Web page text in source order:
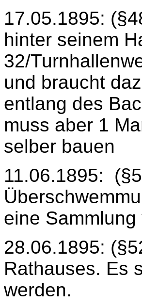
17.05.1895:
hinter seinem
32/
und braucht
entlang des
muss aber 1
selber bauen
11.06.1895:
eine
28.06.1895:
Rathauses. Es
werden.